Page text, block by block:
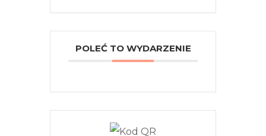
POLEĆ TO WYDARZENIE